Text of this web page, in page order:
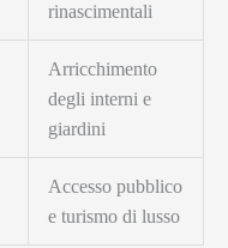
rinascimentali
Arricchimento
degli interni e
giardini
Accesso pubblico
e turismo di lusso